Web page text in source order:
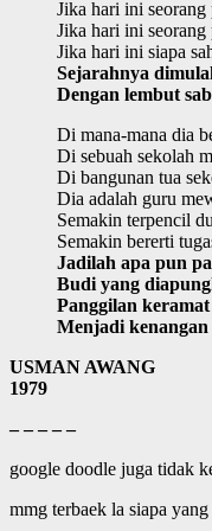
Jika hari ini seorang
Jika hari ini seorang
Jika hari ini siapa
Sejarahnya
Dengan lembut
Di mana-mana dia
Di sebuah sekolah
Di bangunan tua
Dia adalah guru
Semakin terpencil
Semakin bererti
Jadilah apa pun
Budi yang
Panggilan
Menjadi
USMAN AWANG
1979
– – – – –
google doodle juga tidak
mmg terbaek la siapa